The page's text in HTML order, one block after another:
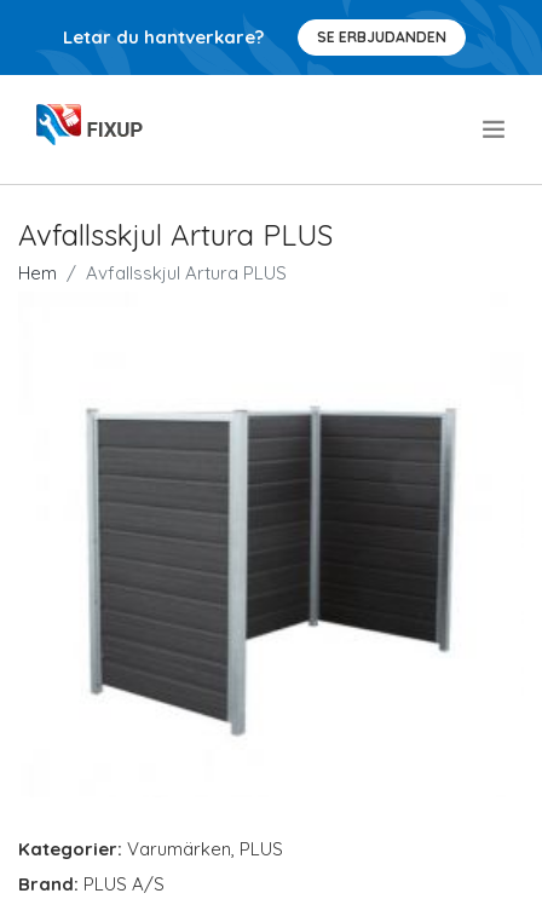
Letar du hantverkare? SE ERBJUDANDEN
Avfallsskjul Artura PLUS
Hem Avfallsskjul Artura PLUS
Kategorier: Varumärken, PLUS
Brand: PLUS A/S